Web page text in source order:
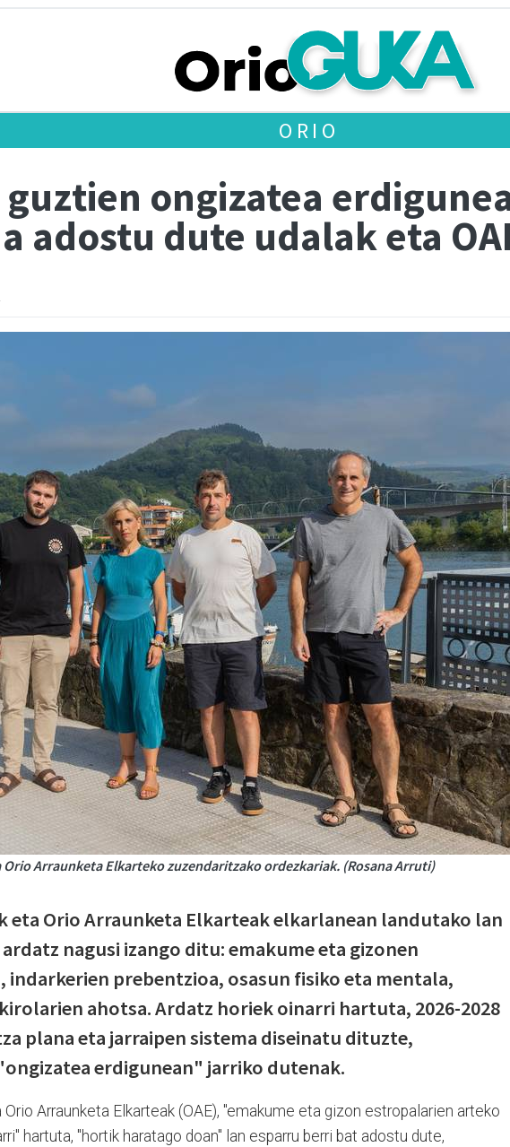
ORIO
ongizatea
adostu dute udalak eta
Arraunketa Elkarteko zuzendaritzako ordezkariak. (Rosana Arruti)
eta Orio Arraunketa Elkarteak elkarlanean landutako lan
nagusi izango ditu: emakume eta gizonen
indarkerien prebentzioa, osasun fisiko eta mentala,
ahotsa. Ardatz horiek oinarri hartuta, 2026-2028
plana eta jarraipen sistema diseinatu dituzte,
erdigunean" jarriko dutenak.
Orio Arraunketa Elkarteak (OAE), "emakume eta gizon estropalarien arteko
hartuta, "hortik haratago doan" lan esparru berri bat adostu dute,